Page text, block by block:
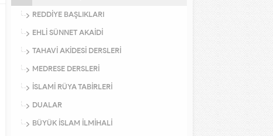
REDDİYE BAŞLIKLARI
EHLİ SÜNNET AKAİDİ
TAHAVİ AKİDESİ DERSLERİ
MEDRESE DERSLERİ
İSLAMİ RÜYA TABİRLERİ
DUALAR
BÜYÜK İSLAM İLMİHALİ